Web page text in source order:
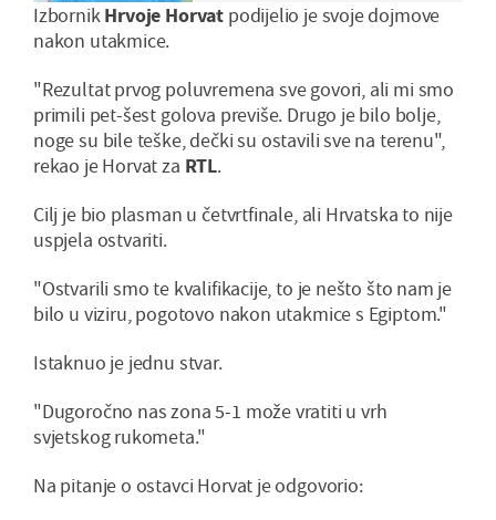
IzbornikHrvoje Horvat podijelio je svoje dojmove
nakon utakmice.
"Rezultat prvog poluvremena sve govori, ali mi smo
primili pet-šest golova previše. Drugo je bilo bolje,
noge su bile teške, dečki su ostavili sve na terenu",
rekao je Horvat za RTL.
Cilj je bio plasman u četvrtfinale, ali Hrvatska to nije
uspjela ostvariti.
"Ostvarili smo te kvalifikacije, to je nešto što nam je
bilo u viziru, pogotovo nakon utakmice s Egiptom."
Istaknuo je jednu stvar.
"Dugoročno nas zona 5-1 može vratiti u vrh
svjetskog rukometa."
Na pitanje o ostavci Horvat je odgovorio: